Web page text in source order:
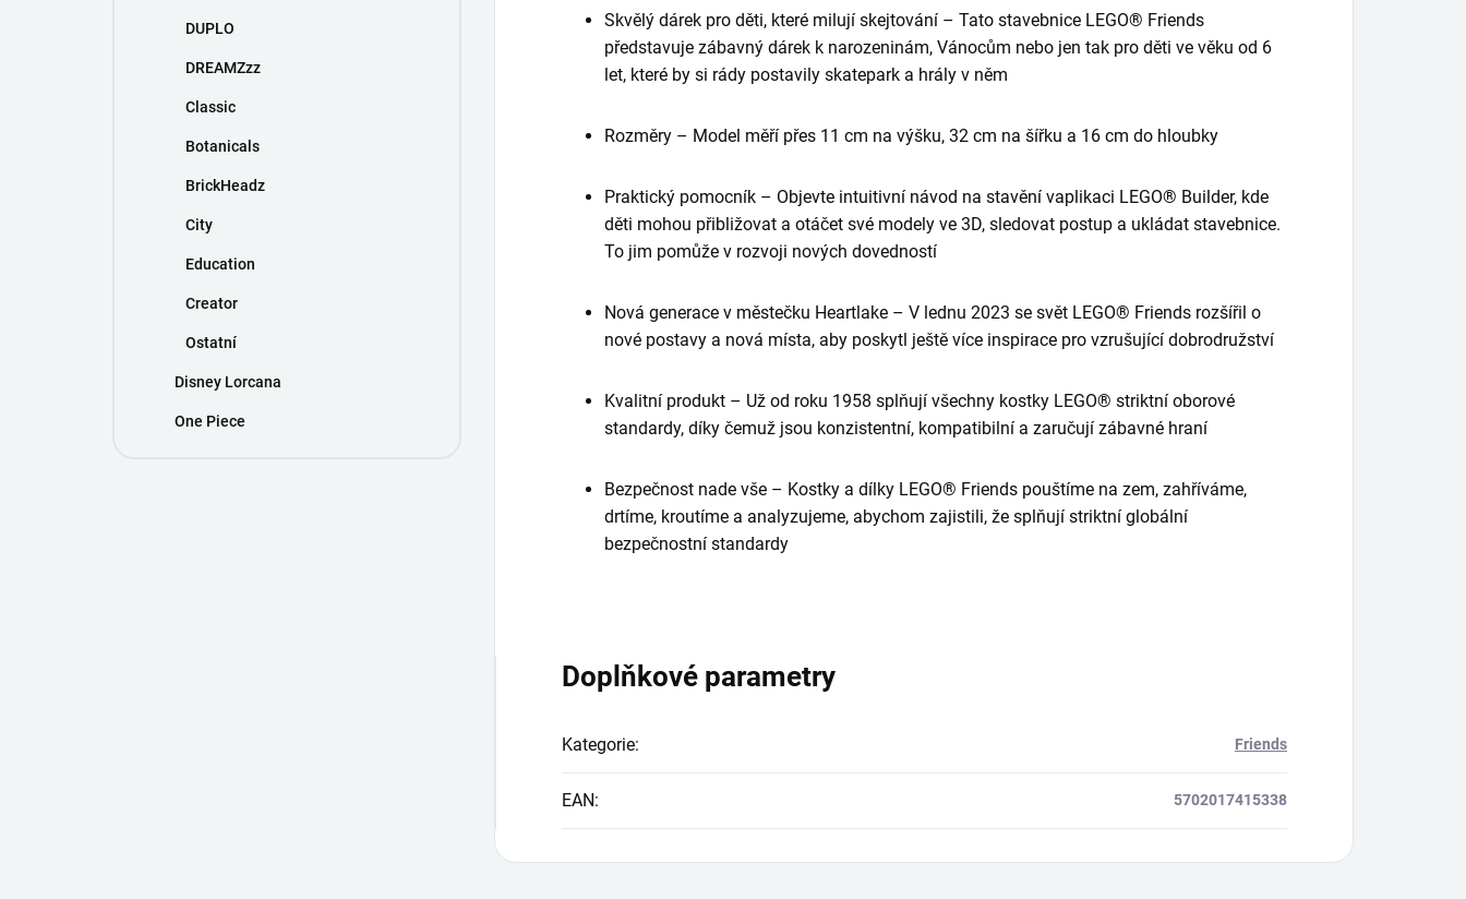
DUPLO
DREAMZzz
Classic
Botanicals
BrickHeadz
City
Education
Creator
Ostatní
Disney Lorcana
One Piece
Skvělý dárek pro děti, které milují skejtování – Tato stavebnice LEGO® Friends
představuje zábavný dárek k narozeninám, Vánocům nebo jen tak pro děti ve věku od 6
let, které by si rády postavily skatepark a hrály v něm
Rozměry – Model měří přes 11 cm na výšku, 32 cm na šířku a 16 cm do hloubky
Praktický pomocník – Objevte intuitivní návod na stavění vaplikaci LEGO® Builder, kde
děti mohou přibližovat a otáčet své modely ve 3D, sledovat postup a ukládat stavebnice.
To jim pomůže v rozvoji nových dovedností
Nová generace v městečku Heartlake – V lednu 2023 se svět LEGO® Friends rozšířil o
nové postavy a nová místa, aby poskytl ještě více inspirace pro vzrušující dobrodružství
Kvalitní produkt – Už od roku 1958 splňují všechny kostky LEGO® striktní oborové
standardy, díky čemuž jsou konzistentní, kompatibilní a zaručují zábavné hraní
Bezpečnost nade vše – Kostky a dílky LEGO® Friends pouštíme na zem, zahříváme,
drtíme, kroutíme a analyzujeme, abychom zajistili, že splňují striktní globální
bezpečnostní standardy
Doplňkové parametry
Kategorie: Friends
EAN: 5702017415338